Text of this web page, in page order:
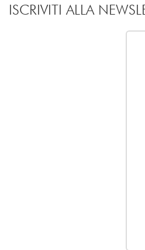
ISCRIVITI ALLA